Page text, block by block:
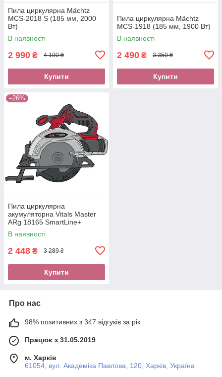
Пила циркулярна Mächtz
MCS‑2018 S (185 мм, 2000
Вт)
В наявності
2 990 ₴ 4 100 ₴
Купити
Пила циркулярна Mächtz
MCS-1918 (185 мм, 1900 Вт)
В наявності
2 490 ₴ 3 350 ₴
Купити
–26%
Пила циркулярна
акумуляторна Vitals Master
ARg 18165 SmartLine+
В наявності
2 448 ₴ 3 289 ₴
Купити
Про нас
98% позитивних з 347 відгуків за рік
Працює з 31.05.2019
м. Харків
61054, вул. Академіка Павлова, 120, Харків, Україна